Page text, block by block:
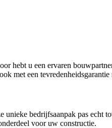
hebt u een ervaren
met een
bedrijfsaanpak pas echt
voor uw constructie.